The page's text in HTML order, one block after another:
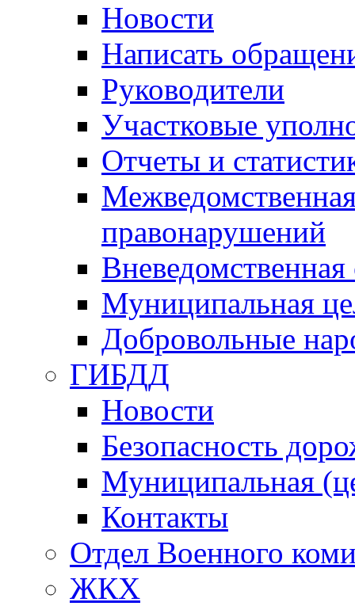
Новости
Написать
Руководители
Участковые
Отчеты и
правонарушений
Вневедомственная
Муниципальная
Добровольные
ГИБДД
Новости
Безопасность
Муниципальная
Контакты
Отдел Военного
ЖКХ